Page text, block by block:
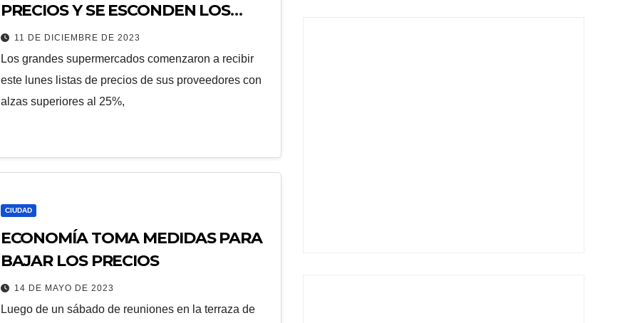
PRECIOS Y SE ESCONDEN LOS
PROVEEDORES
11 DE DICIEMBRE DE 2023
Los grandes supermercados comenzaron a recibir
este lunes listas de precios de sus proveedores con
alzas superiores al 25%,
CIUDAD
ECONOMÍA TOMA MEDIDAS PARA
BAJAR LOS PRECIOS
14 DE MAYO DE 2023
Luego de un sábado de reuniones en la terraza de